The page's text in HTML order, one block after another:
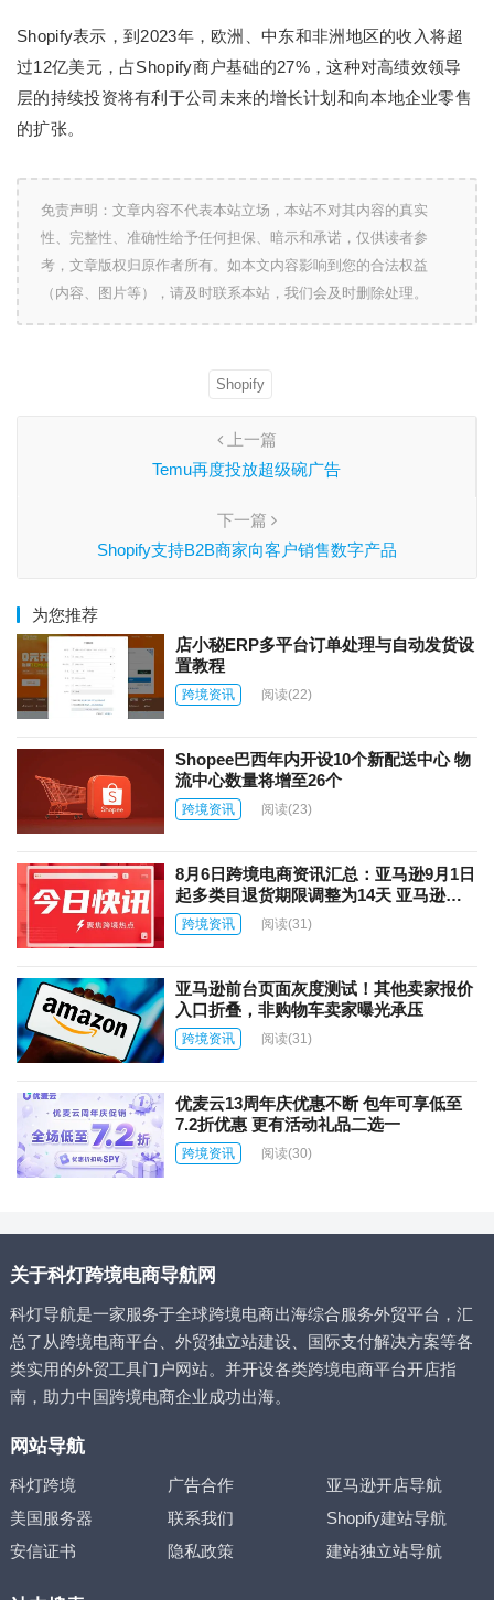
Shopify表示，到2023年，欧洲、中东和非洲地区的收入将超
过12亿美元，占Shopify商户基础的27%，这种对高绩效领导
层的持续投资将有利于公司未来的增长计划和向本地企业零售
的扩张。
免责声明：文章内容不代表本站立场，本站不对其内容的真实
性、完整性、准确性给予任何担保、暗示和承诺，仅供读者参
考，文章版权归原作者所有。如本文内容影响到您的合法权益
（内容、图片等），请及时联系本站，我们会及时删除处理。
Shopify
上一篇
Temu再度投放超级碗广告
下一篇
Shopify支持B2B商家向客户销售数字产品
为您推荐
店小秘ERP多平台订单处理与自动发货设
置教程
跨境资讯 阅读(22)
Shopee巴西年内开设10个新配送中心 物
流中心数量将增至26个
跨境资讯 阅读(23)
8月6日跨境电商资讯汇总：亚马逊9月1日
起多类目退货期限调整为14天 亚马逊上
线AI商品图片自动翻译功能
跨境资讯 阅读(31)
亚马逊前台页面灰度测试！其他卖家报价
入口折叠，非购物车卖家曝光承压
跨境资讯 阅读(31)
优麦云13周年庆优惠不断 包年可享低至
7.2折优惠 更有活动礼品二选一
跨境资讯 阅读(30)
关于科灯跨境电商导航网
科灯导航是一家服务于全球跨境电商出海综合服务外贸平台，汇
总了从跨境电商平台、外贸独立站建设、国际支付解决方案等各
类实用的外贸工具门户网站。并开设各类跨境电商平台开店指
南，助力中国跨境电商企业成功出海。
网站导航
科灯跨境 广告合作
亚马逊开店导航
美国服务器
联系我们
Shopify建站导航
安信证书
隐私政策 建站独立站导航